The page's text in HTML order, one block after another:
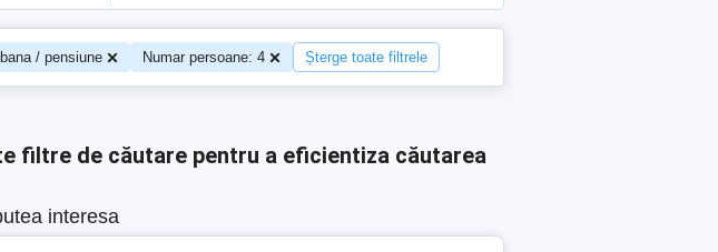
/ pensiune Numar persoane: 4 Șterge toate filtrele
filtre de căutare pentru a eficientiza căutarea
interesa